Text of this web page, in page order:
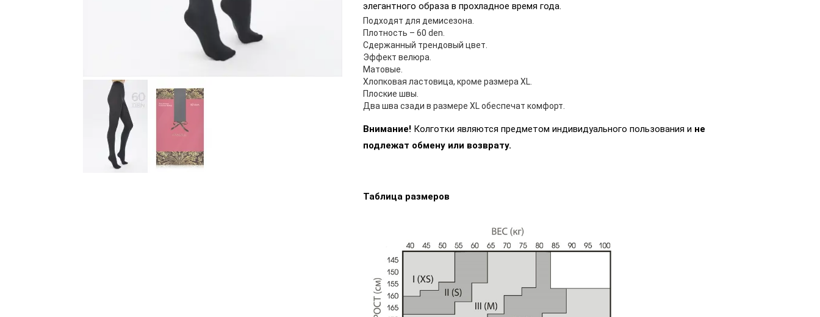
элегантного образа в прохладное время года.
Подходят для демисезона.
Плотность – 60 den.
Сдержанный трендовый цвет.
Эффект велюра.
Матовые.
Хлопковая ластовица, кроме размера XL.
Плоские швы.
Два шва сзади в размере XL обеспечат комфорт.
Внимание!Колготки являются предметом индивидуального пользования и не
подлежат обмену или возврату.
Таблица размеров